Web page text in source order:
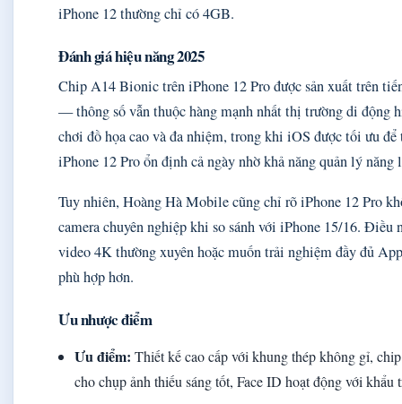
iPhone 12 thường chỉ có 4GB.
Đánh giá hiệu năng 2025
Chip A14 Bionic trên iPhone 12 Pro được sản xuất trên
— thông số vẫn thuộc hàng mạnh nhất thị trường di động
chơi đồ họa cao và đa nhiệm, trong khi iOS được tối ưu
iPhone 12 Pro ổn định cả ngày nhờ khả năng quản lý
Tuy nhiên, Hoàng Hà Mobile cũng chỉ rõ iPhone 12 Pro
camera chuyên nghiệp khi so sánh với iPhone 15/16. Điều
video 4K thường xuyên hoặc muốn trải nghiệm đầy đủ
phù hợp hơn.
Ưu nhược điểm
Ưu điểm: Thiết kế cao cấp với khung thép không gỉ,
cho chụp ảnh thiếu sáng tốt, Face ID hoạt động với khẩu